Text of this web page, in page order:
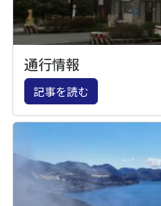
通行情報
記事を読む